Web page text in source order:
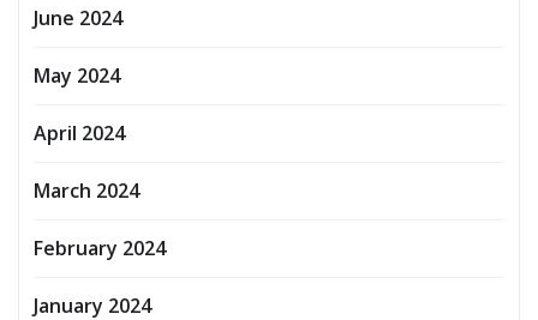
June 2024
May 2024
April 2024
March 2024
February 2024
January 2024